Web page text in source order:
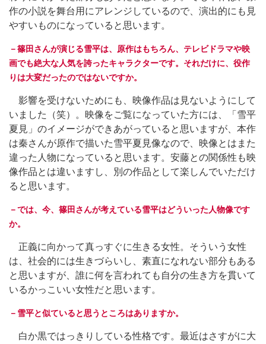
作の小説を舞台用にアレンジしているので、演出的にも見
やすいものになっていると思います。
－篠田さんが演じる雪平は、原作はもちろん、テレビドラマや映
画でも絶大な人気を誇ったキャラクターです。それだけに、役作
りは大変だったのではないですか。
影響を受けないためにも、映像作品は見ないようにして
いました（笑）。映像をご覧になっていた方には、「雪平
夏見」のイメージができあがっていると思いますが、本作
は秦さんが原作で描いた雪平夏見像なので、映像とはまた
違った人物になっていると思います。安藤との関係性も映
像作品とは違いますし、別の作品として楽しんでいただけ
ると思います。
－では、今、篠田さんが考えている雪平はどういった人物像です
か。
正義に向かって真っすぐに生きる女性。そういう女性
は、社会的には生きづらいし、素直になれない部分もある
と思いますが、誰に何を言われても自分の生き方を貫いて
いるかっこいい女性だと思います。
－雪平と似ていると思うところはありますか。
白か黒ではっきりしている性格です。最近はさすがに大